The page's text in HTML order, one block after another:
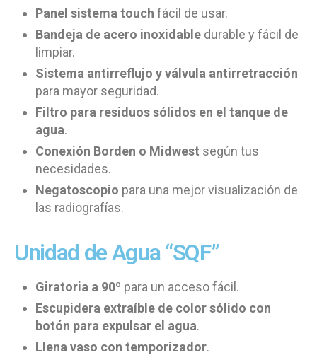
Panel sistema touch fácil de usar.
Bandeja de acero inoxidable durable y fácil de
limpiar.
Sistema antirreflujo y válvula antirretracción
para mayor seguridad.
Filtro para residuos sólidos en el tanque de
agua.
Conexión Borden o Midwest según tus
necesidades.
Negatoscopio para una mejor visualización de
las radiografías.
Unidad de Agua “SQF”
Giratoria a 90º para un acceso fácil.
Escupidera extraíble de color sólido con
botón para expulsar el agua.
Llena vaso con temporizador.